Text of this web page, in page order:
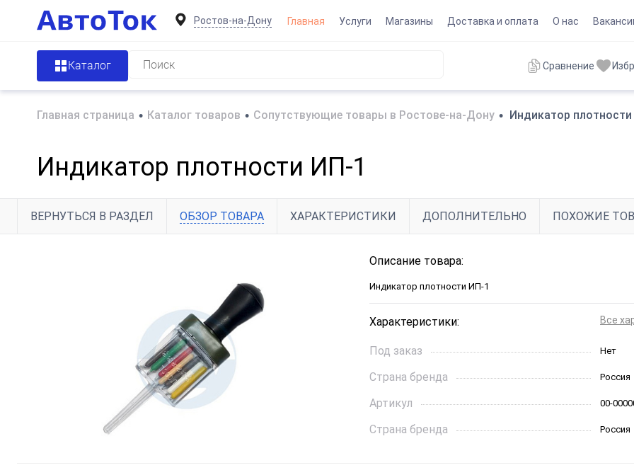
Ростов-на-Дону Главная Услуги Магазины Доставка и оплата О нас
Каталог Сравнение
Главная страница • Каталог товаров • Сопутствующие товары в Ростове-на-Дону • Индикатор
Индикатор плотности ИП-1
ВЕРНУТЬСЯ В РАЗДЕЛ ОБЗОР ТОВАРА ХАРАКТЕРИСТИКИ ДОПОЛНИТЕЛЬНО ПОХОЖИЕ
Описание товара:
Индикатор плотности ИП-1
Характеристики: Все
Под заказ Нет
Страна бренда Россия
Артикул 00-
Страна бренда Россия